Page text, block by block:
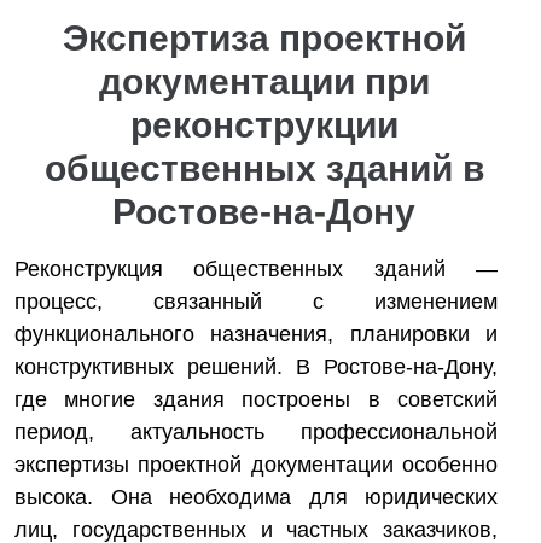
Экспертиза проектной
документации при
реконструкции
общественных зданий в
Ростове-на-Дону
Реконструкция общественных зданий —
процесс, связанный с изменением
функционального назначения, планировки и
конструктивных решений. В Ростове-на-Дону,
где многие здания построены в советский
период, актуальность профессиональной
экспертизы проектной документации особенно
высока. Она необходима для юридических
лиц, государственных и частных заказчиков,